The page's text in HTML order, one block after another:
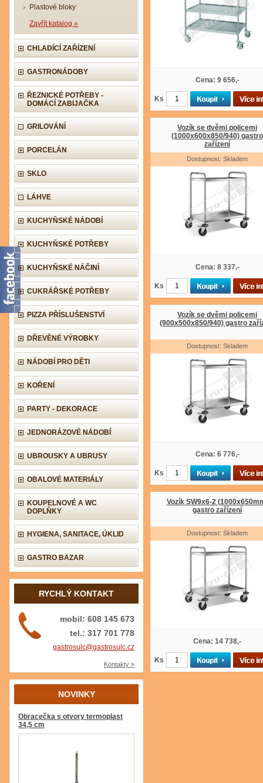
Plastové bloky
Zavřít katalog »
CHLADÍCÍ ZAŘÍZENÍ
GASTRONÁDOBY
ŘEZNICKÉ POTŘEBY -
DOMÁCÍ ZABIJAČKA
GRILOVÁNÍ
PORCELÁN
SKLO
LÁHVE
KUCHYŇSKÉ NÁDOBÍ
KUCHYŇSKÉ POTŘEBY
KUCHYŇSKÉ NÁČINÍ
CUKRÁŘSKÉ POTŘEBY
PIZZA PŘÍSLUŠENSTVÍ
DŘEVĚNÉ VÝROBKY
NÁDOBÍ PRO DĚTI
KOŘENÍ
PARTY - DEKORACE
JEDNORÁZOVÉ NÁDOBÍ
UBROUSKY A UBRUSY
OBALOVÉ MATERIÁLY
KOUPELNOVÉ A WC
DOPLŇKY
HYGIENA, SANITACE, ÚKLID
GASTRO BAZAR
RYCHLÝ KONTAKT
mobil: 608 145 673
tel.: 317 701 778
gastrosulc@gastrosulc.cz
Kontakty »
NOVINKY
Obracečka s otvory termoplast
34,5 cm
Cena: 9 656,-
Ks
Vozík se dvěmi policemi
(1000x600x850/940) gastro
zařízení
Dostupnost: Skladem
Cena: 8 337,-
Ks
Vozík se dvěmi policemi
(900x500x850/940) gastro
Dostupnost: Skladem
Cena: 6 776,-
Ks
Vozík SW9x6-2
gastro zařízení
Dostupnost: Skladem
Cena: 14 738,-
Ks